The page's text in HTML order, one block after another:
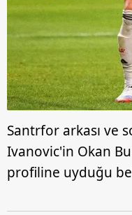
Santrfor arkası ve
Ivanovic'in Okan
profiline uyduğu